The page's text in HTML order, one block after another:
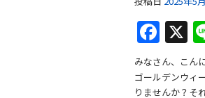
F
a
c
X
みなさん、こん
ゴールデンウィ
りませんか？そ